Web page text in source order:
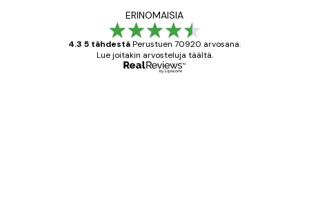
ERINOMAISIA
4.3 5 tähdestäPerustuen 70920 arvosana.
Lue joitakin arvosteluja täältä.